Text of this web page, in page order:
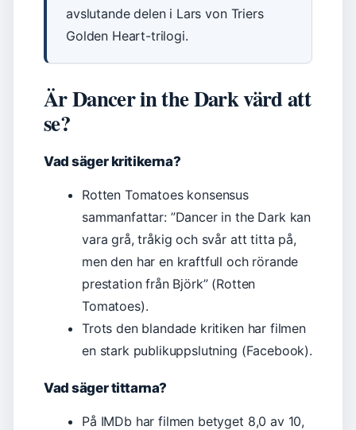
avslutande delen i Lars von Triers
Golden Heart-trilogi.
Är Dancer in the Dark värd att
se?
Vad säger kritikerna?
Rotten Tomatoes konsensus
sammanfattar: ”Dancer in the Dark kan
vara grå, tråkig och svår att titta på,
men den har en kraftfull och rörande
prestation från Björk” (Rotten
Tomatoes).
Trots den blandade kritiken har filmen
en stark publikuppslutning (Facebook).
Vad säger tittarna?
På IMDb har filmen betyget 8,0 av 10,